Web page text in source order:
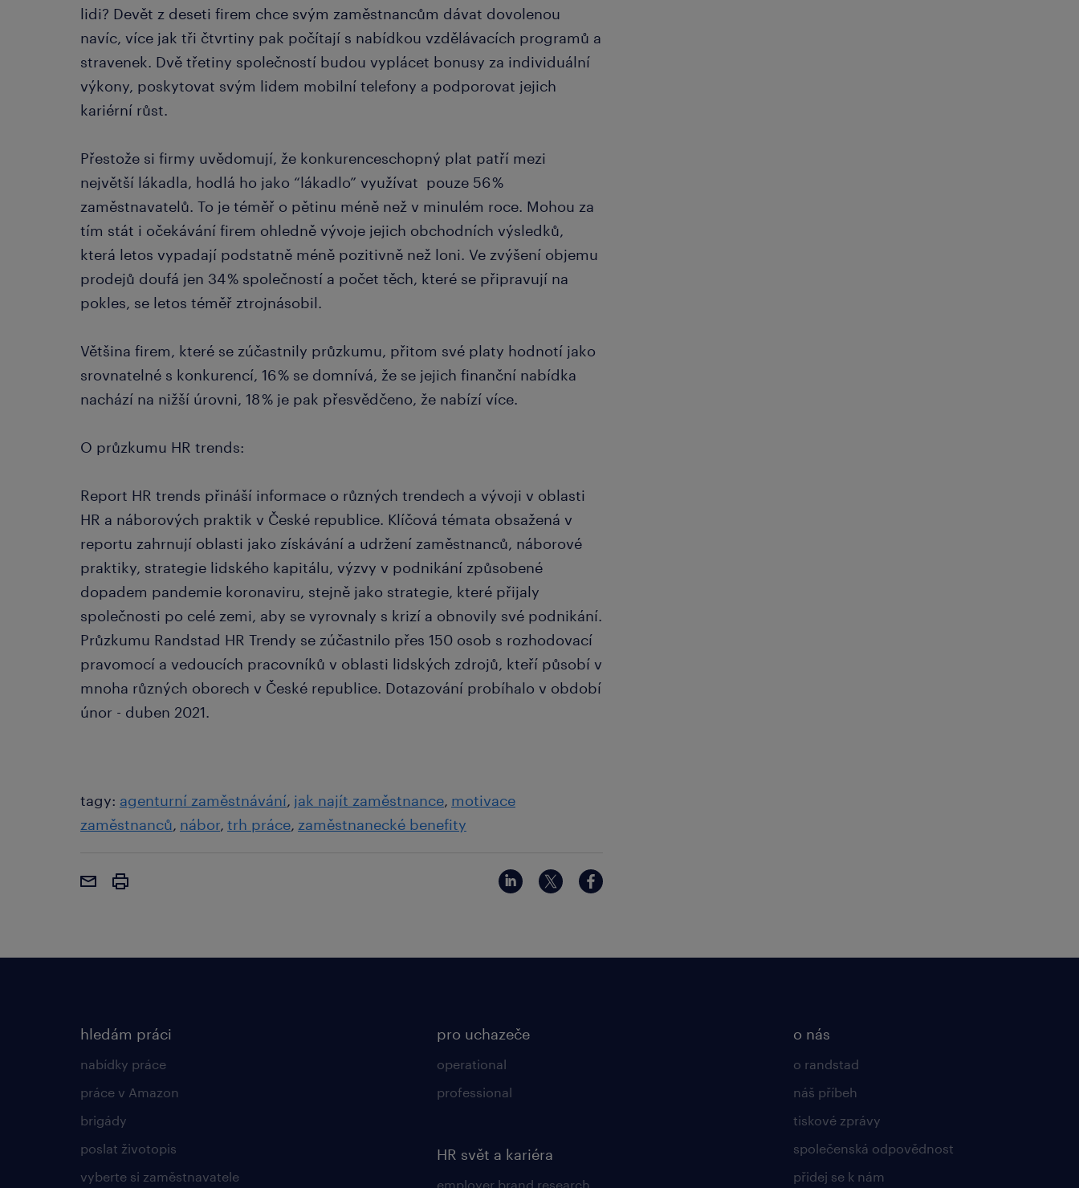
lidi? Devět z deseti firem chce svým zaměstnancům dávat dovolenou
navíc, více jak tři čtvrtiny pak počítají s nabídkou vzdělávacích programů a
stravenek. Dvě třetiny společností budou vyplácet bonusy za individuální
výkony, poskytovat svým lidem mobilní telefony a podporovat jejich
kariérní růst.
Přestože si firmy uvědomují, že konkurenceschopný plat patří mezi
největší lákadla, hodlá ho jako “lákadlo” využívat pouze 56 %
zaměstnavatelů. To je téměř o pětinu méně než v minulém roce. Mohou za
tím stát i očekávání firem ohledně vývoje jejich obchodních výsledků,
která letos vypadají podstatně méně pozitivně než loni. Ve zvýšení objemu
prodejů doufá jen 34 % společností a počet těch, které se připravují na
pokles, se letos téměř ztrojnásobil.
Většina firem, které se zúčastnily průzkumu, přitom své platy hodnotí jako
srovnatelné s konkurencí, 16 % se domnívá, že se jejich finanční nabídka
nachází na nižší úrovni, 18 % je pak přesvědčeno, že nabízí více.
O průzkumu HR trends:
Report HR trends přináší informace o různých trendech a vývoji v oblasti
HR a náborových praktik v České republice. Klíčová témata obsažená v
reportu zahrnují oblasti jako získávání a udržení zaměstnanců, náborové
praktiky, strategie lidského kapitálu, výzvy v podnikání způsobené
dopadem pandemie koronaviru, stejně jako strategie, které přijaly
společnosti po celé zemi, aby se vyrovnaly s krizí a obnovily své podnikání.
Průzkumu Randstad HR Trendy se zúčastnilo přes 150 osob s rozhodovací
pravomocí a vedoucích pracovníků v oblasti lidských zdrojů, kteří působí v
mnoha různých oborech v České republice. Dotazování probíhalo v období
únor - duben 2021.
tagy: agenturní zaměstnávání jak najít zaměstnance motivace
zaměstnanců nábor trh práce zaměstnanecké benefity
hledám práci
nabídky práce
práce v Amazon
brigády
poslat životopis
vyberte si zaměstnavatele
pro uchazeče
operational
professional
HR svět a kariéra
employer brand research
o nás
o randstad
náš příbeh
tiskové zprávy
společenská odpovědnost
přidej se k nám